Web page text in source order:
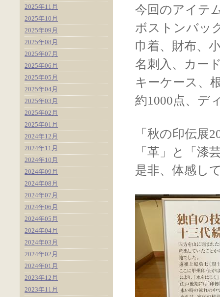
今回のアイテ
ボストンバッ
巾着、財布、
名刺入、カー
キーケース、
約1000点、デ
「秋の印伝展
「革」と「漆
是非、体感し
2025年11月
2025年10月
2025年09月
2025年08月
2025年07月
2025年06月
2025年05月
2025年04月
2025年03月
2025年02月
2025年01月
2024年12月
2024年11月
2024年10月
2024年09月
2024年08月
2024年07月
2024年06月
2024年05月
2024年04月
2024年03月
2024年02月
2024年01月
2023年12月
2023年11月